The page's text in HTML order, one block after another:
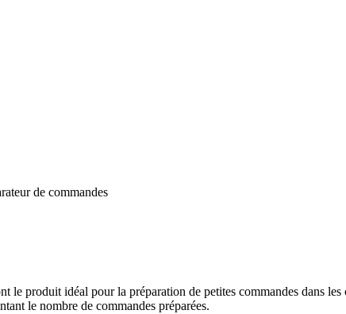
de commandes
le produit idéal pour la préparation de petites commandes dans les
le nombre de commandes préparées.